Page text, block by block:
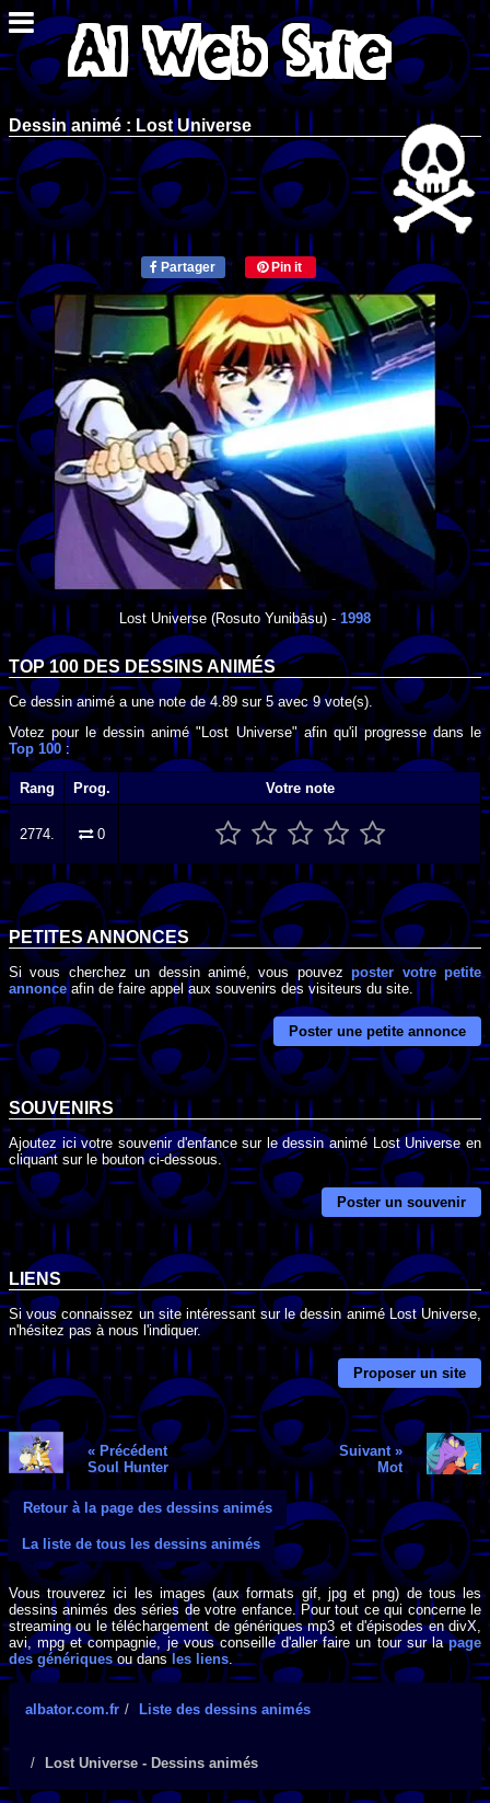
Dessin animé : Lost Universe
Partager Pin it
Lost Universe (Rosuto Yunibāsu) - 1998
TOP 100 DES DESSINS ANIMÉS
Ce dessin animé a une note de4.89 sur5avec9vote(s).
Votez pour le dessin animé "Lost Universe" afin qu'il progresse dans le
Top 100 :
Rang Prog. Votre note
2774. 0
PETITES ANNONCES
Si vous cherchez un dessin animé, vous pouvezposter votre petite
annonceafin de faire appel aux souvenirs des visiteurs du site.
Poster une petite annonce
SOUVENIRS
Ajoutez ici votre souvenir d'enfance sur le dessin animé Lost Universe en
cliquant sur le bouton ci-dessous.
Poster un souvenir
LIENS
Si vous connaissez un site intéressant sur le dessin animé Lost Universe,
n'hésitez pas à nous l'indiquer.
Proposer un site
« Précédent
Soul Hunter
Suivant »
Mot
Retour à la page des dessins animés
La liste de tous les dessins animés
Vous trouverez ici les images (aux formats gif, jpg et png) de tous les
dessins animés des séries de votre enfance. Pour tout ce qui concerne le
streaming ou le téléchargement de génériques mp3 et d'épisodes en divX,
avi, mpg et compagnie, je vous conseille d'aller faire un tour sur lapage
des génériquesou dans les liens.
albator.com.fr Liste des dessins animés
Lost Universe - Dessins animés